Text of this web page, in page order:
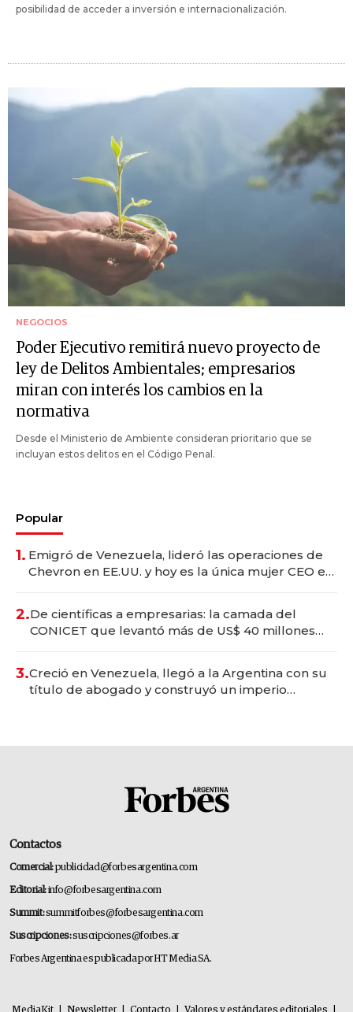
posibilidad de acceder a inversión e internacionalización.
NEGOCIOS
Poder Ejecutivo remitirá nuevo proyecto de
ley de Delitos Ambientales; empresarios
miran con interés los cambios en la
normativa
Desde el Ministerio de Ambiente consideran prioritario que se
incluyan estos delitos en el Código Penal.
Popular
1. Emigró de Venezuela, lideró las operaciones de
Chevron en EE.UU. y hoy es la única mujer CEO en
2.De científicas a empresarias: la camada del
CONICET que levantó más de US$ 40 millones
3.Creció en Venezuela, llegó a la Argentina con su
título de abogado y construyó un imperio
Contactos
Comercial:publicidad@forbesargentina.com
Editorial:info@forbesargentina.com
Summit:summitforbes@forbesargentina.com
Suscripciones:suscripciones@forbes.ar
Forbes Argentina es publicada por HT Media SA.